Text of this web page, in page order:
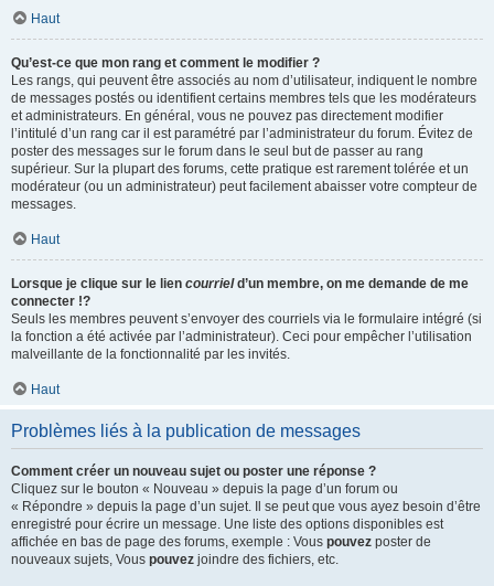
Haut
Qu’est-ce que mon rang et comment le modifier ?
Les rangs, qui peuvent être associés au nom d’utilisateur, indiquent le nombre
de messages postés ou identifient certains membres tels que les modérateurs
et administrateurs. En général, vous ne pouvez pas directement modifier
l’intitulé d’un rang car il est paramétré par l’administrateur du forum. Évitez de
poster des messages sur le forum dans le seul but de passer au rang
supérieur. Sur la plupart des forums, cette pratique est rarement tolérée et un
modérateur (ou un administrateur) peut facilement abaisser votre compteur de
messages.
Haut
Lorsque je clique sur le lien courrield’un membre, on me demande de me
connecter !?
Seuls les membres peuvent s’envoyer des courriels via le formulaire intégré (si
la fonction a été activée par l’administrateur). Ceci pour empêcher l’utilisation
malveillante de la fonctionnalité par les invités.
Haut
Problèmes liés à la publication de messages
Comment créer un nouveau sujet ou poster une réponse ?
Cliquez sur le bouton « Nouveau » depuis la page d’un forum ou
« Répondre » depuis la page d’un sujet. Il se peut que vous ayez besoin d’être
enregistré pour écrire un message. Une liste des options disponibles est
affichée en bas de page des forums, exemple : Vous pouvez poster de
nouveaux sujets, Vous pouvez joindre des fichiers, etc.